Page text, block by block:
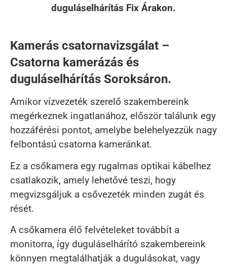
duguláselhárítás Fix Árakon.
Kamerás csatornavizsgálat –
Csatorna kamerázás és
duguláselhárítás Soroksáron.
Amikor vízvezeték szerelő szakembereink
megérkeznek ingatlanához, először találunk egy
hozzáférési pontot, amelybe belehelyezzük nagy
felbontású csatorna kameránkat.
Ez a csőkamera egy rugalmas optikai kábelhez
csatlakozik, amely lehetővé teszi, hogy
megvizsgáljuk a csővezeték minden zugát és
rését.
A csőkamera élő felvételeket továbbít a
monitorra, így duguláselhárító szakembereink
könnyen megtalálhatják a dugulásokat, vagy